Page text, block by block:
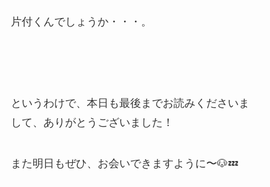
片付くんでしょうか・・・。
というわけで、本日も最後までお読みくださいま
して、ありがとうございました！
また明日もぜひ、お会いできますように〜🐶💤